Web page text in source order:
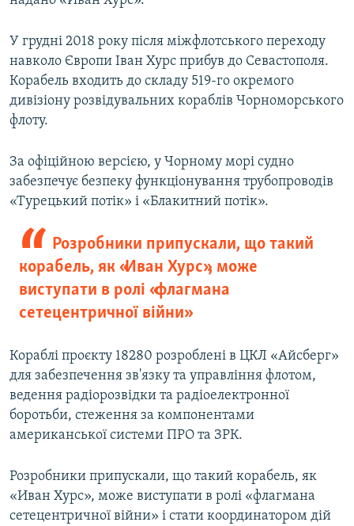
У грудні 2018 року після міжфлотського переходу
навколо Європи Іван Хурс прибув до Севастополя.
Корабель входить до складу 519-го окремого
дивізіону розвідувальних кораблів Чорноморського
флоту.
За офіційною версією, у Чорному морі судно
забезпечує безпеку функціонування трубопроводів
«Турецький потік» і «Блакитний потік».
Розробники припускали, що такий
корабель, як «Иван Хурс», може
виступати в ролі «флагмана
сетецентричної війни»
Кораблі проєкту 18280 розроблені в ЦКЛ «Айсберг»
для забезпечення зв'язку та управління флотом,
ведення радіорозвідки та радіоелектронної
боротьби, стеження за компонентами
американської системи ПРО та ЗРК.
Розробники припускали, що такий корабель, як
«Иван Хурс», може виступати в ролі «флагмана
сетецентричної війни» і стати координатором дій